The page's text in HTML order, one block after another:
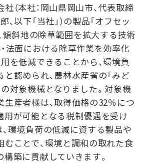
（本社：岡山県岡山市、代表取締
、以下「当社」）の製品「オフセッ
、傾斜地の除草範囲を拡大する技術
法面における除草作業を効率化
を低減できることから、環境負
認められ、農林水産省の「みど
対象機械となりました。対象機
産者様は、取得価格の32％につ
用が可能となる税制優遇を受け
環境負荷の低減に資する製品や
ことで、環境と調和の取れた食
築に貢献していきます。